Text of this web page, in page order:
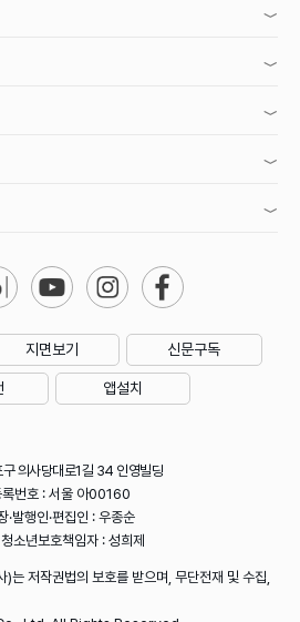
지면보기 신문구독
앱설치
의사당대로1길 34 인영빌딩
번호 : 서울 아00160
발행인·편집인 : 우종순
소년보호책임자 : 성희제
는 저작권법의 보호를 받으며, 무단전재 및 수집,